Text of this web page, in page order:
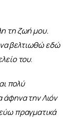
τη ζωή μου.
βελτιωθώ εδώ
του.
πολύ
άφηνα την Λιόν
πραγματικά